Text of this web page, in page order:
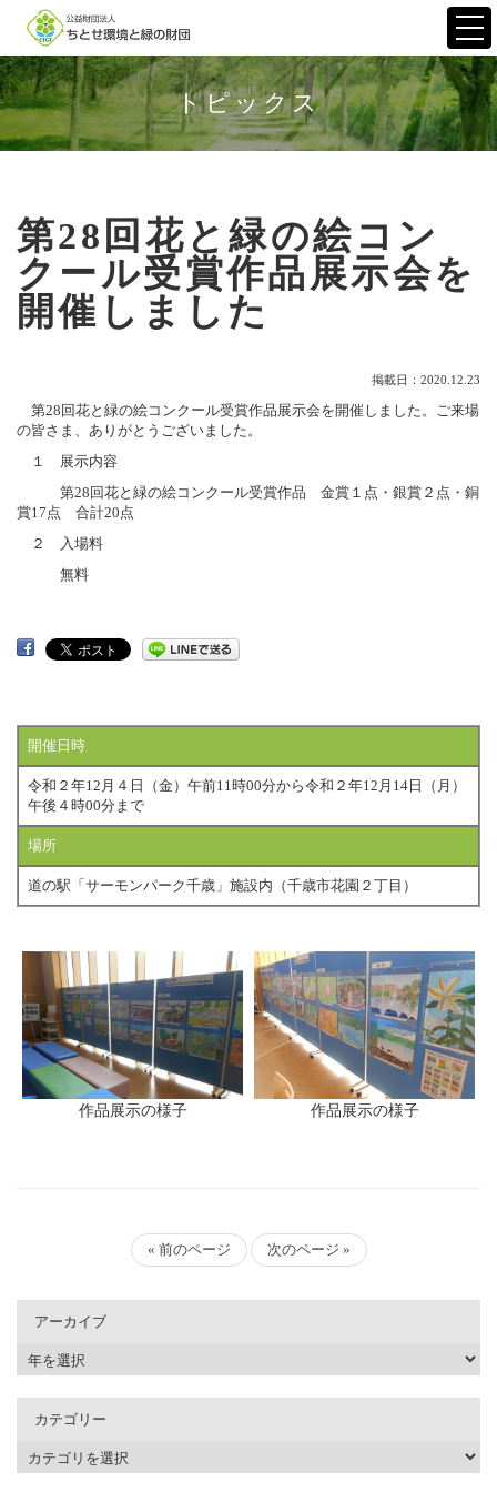
トピックス
第28回花と緑の絵コン
クール受賞作品展示会を
開催しました
掲載日：2020.12.23
第28回花と緑の絵コンクール受賞作品展示会を開催しました。ご来場
の皆さま、ありがとうございました。
１ 展示内容
第28回花と緑の絵コンクール受賞作品 金賞１点・銀賞２点・銅
賞17点 合計20点
２ 入場料
無料
開催日時
令和２年12月４日（金）午前11時00分から令和２年12月14日（月）
午後４時00分まで
場所
道の駅「サーモンパーク千歳」施設内（千歳市花園２丁目）
作品展示の様子 作品展示の様子
« 前のページ 次のページ »
アーカイブ
カテゴリー